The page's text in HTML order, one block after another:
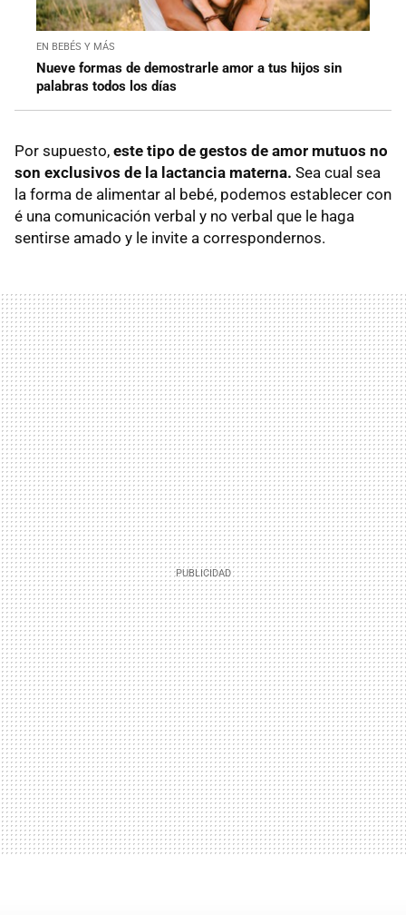
EN BEBÉS Y MÁS
Nueve formas de demostrarle amor a tus hijos sin
palabras todos los días
Por supuesto, este tipo de gestos de amor mutuos no
son exclusivos de la lactancia materna. Sea cual sea
la forma de alimentar al bebé, podemos establecer con
é una comunicación verbal y no verbal que le haga
sentirse amado y le invite a correspondernos.